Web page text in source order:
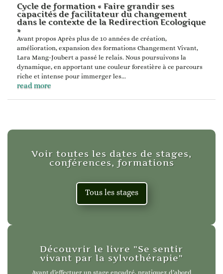
Cycle de formation « Faire grandir ses
capacités de facilitateur du changement
dans le contexte de la Redirection Ecologique
»
Avant propos Après plus de 10 années de création,
amélioration, expansion des formations Changement Vivant,
Lara Mang-Joubert a passé le relais. Nous poursuivons la
dynamique, en apportant une couleur forestière à ce parcours
riche et intense pour immerger les...
read more
Voir toutes les dates de stages,
conférences, formations
Tous les stages
Découvrir le livre "Se sentir
vivant par la sylvothérapie"
Avant d’effectuer un stage encadré, pratiquez d’abord